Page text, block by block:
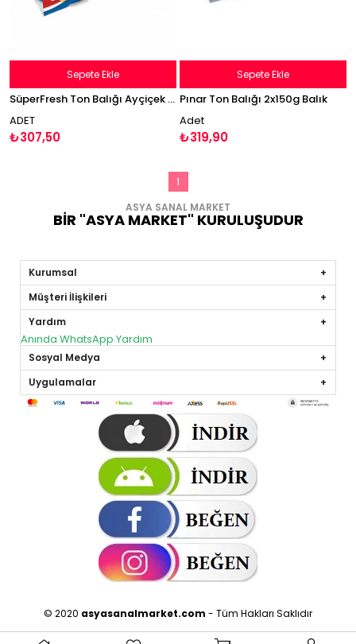
SüperFresh Ton Balığı Ayçiçek Yağlı 2x140g
ADET
₺307,50
Sepete Ekle
Pınar Ton Balığı 2x150g Balık
Adet
₺319,90
Sepete Ekle
1
ASYA SANAL MARKET
BİR "ASYA MARKET" KURULUŞUDUR
Kurumsal
Müşteri İlişkileri
Yardım
Anında WhatsApp Yardım
Sosyal Medya
Uygulamalar
© 2020 asyasanalmarket.com - Tüm Hakları Saklıdır